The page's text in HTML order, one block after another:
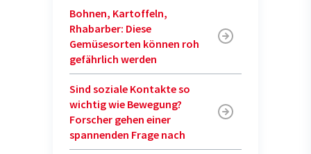
Bohnen, Kartoffeln,
Rhabarber: Diese
Gemüsesorten können roh
gefährlich werden
Sind soziale Kontakte so
wichtig wie Bewegung?
Forscher gehen einer
spannenden Frage nach